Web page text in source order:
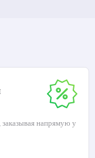
напрямую у